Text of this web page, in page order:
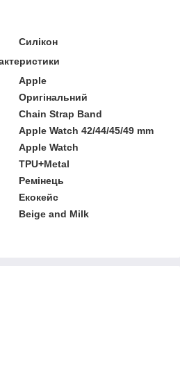
Силікон
Apple
Оригінальний
Chain Strap Band
Apple Watch 42/44/45/49 mm
Apple Watch
TPU+Metal
Ремінець
Екокейс
Beige and Milk